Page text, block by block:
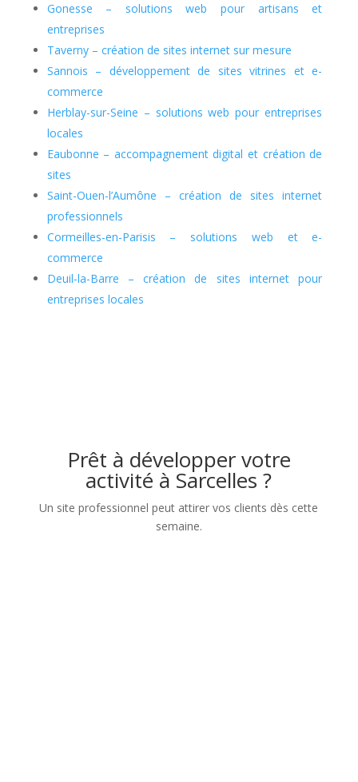
Gonesse – solutions web pour artisans et
entreprises
Taverny – création de sites internet sur mesure
Sannois – développement de sites vitrines et e-
commerce
Herblay-sur-Seine – solutions web pour entreprises
locales
Eaubonne – accompagnement digital et création de
sites
Saint-Ouen-l’Aumône – création de sites internet
professionnels
Cormeilles-en-Parisis – solutions web et e-
commerce
Deuil-la-Barre – création de sites internet pour
entreprises locales
Prêt à développer votre
activité à Sarcelles ?
Un site professionnel peut attirer vos clients dès cette
semaine.